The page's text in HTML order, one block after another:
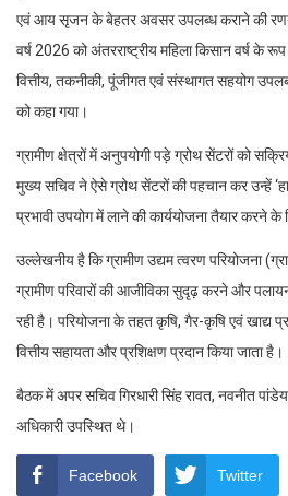
एवं आय सृजन के बेहतर अवसर उपलब्ध कराने की
वर्ष 2026 को अंतरराष्ट्रीय महिला किसान वर्ष के
वित्तीय, तकनीकी, पूंजीगत एवं संस्थागत सहयोग
को कहा गया।
ग्रामीण क्षेत्रों में अनुपयोगी पड़े ग्रोथ सेंटरों को
मुख्य सचिव ने ऐसे ग्रोथ सेंटरों की पहचान कर उन्हें
प्रभावी उपयोग में लाने की कार्ययोजना तैयार करने के
उल्लेखनीय है कि ग्रामीण उद्यम त्वरण परियोजना
ग्रामीण परिवारों की आजीविका सुदृढ़ करने और
रही है। परियोजना के तहत कृषि, गैर-कृषि एवं खाद्य
वित्तीय सहायता और प्रशिक्षण प्रदान किया जाता है।
बैठक में अपर सचिव गिरधारी सिंह रावत, नवनीत
अधिकारी उपस्थित थे।
Facebook Twitter